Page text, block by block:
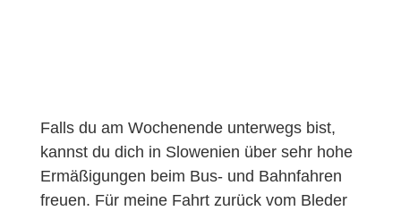
Falls du am Wochenende unterwegs bist,
kannst du dich in Slowenien über sehr hohe
Ermäßigungen beim Bus- und Bahnfahren
freuen. Für meine Fahrt zurück vom Bleder